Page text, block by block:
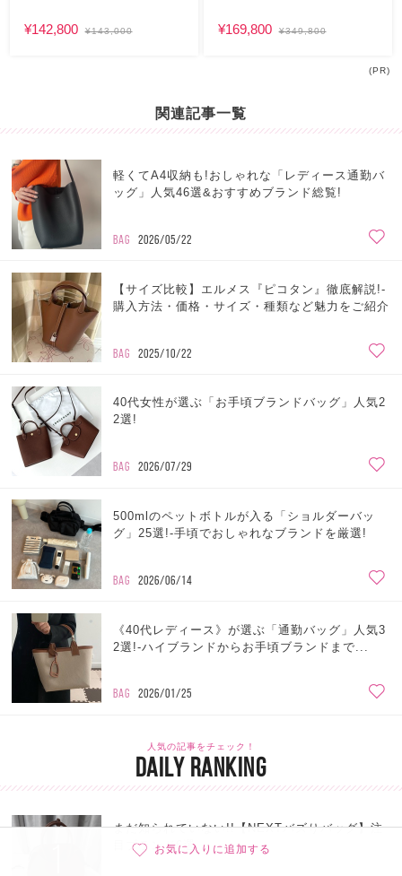
お気に入りに追加する
¥142,800 ¥143,000 ¥169,800 ¥349,800
(PR)
関連記事一覧
軽くてA4収納も!おしゃれな「レディース通勤バ
ッグ」人気46選&おすすめブランド総覧!
BAG 2026/05/22
【サイズ比較】エルメス『ピコタン』徹底解説!-
購入方法・価格・サイズ・種類など魅力をご紹介
BAG 2025/10/22
40代女性が選ぶ「お手頃ブランドバッグ」人気2
2選!
BAG 2026/07/29
500mlのペットボトルが入る「ショルダーバッ
グ」25選!-手頃でおしゃれなブランドを厳選!
BAG 2026/06/14
《40代レディース》が選ぶ「通勤バッグ」人気3
2選!-ハイブランドからお手頃ブランドまで...
BAG 2026/01/25
人気の記事をチェック！
DAILY RANKING
まだ知られていない!!【NEXTバズりバッグ】注
目ブランド6選